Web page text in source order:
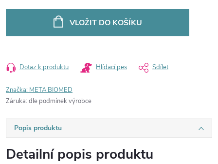
VLOŽIT DO KOŠÍKU
Dotaz k produktu Hlídací pes Sdílet
Značka: META BIOMED
Záruka: dle podmínek výrobce
Popis produktu
Detailní popis produktu